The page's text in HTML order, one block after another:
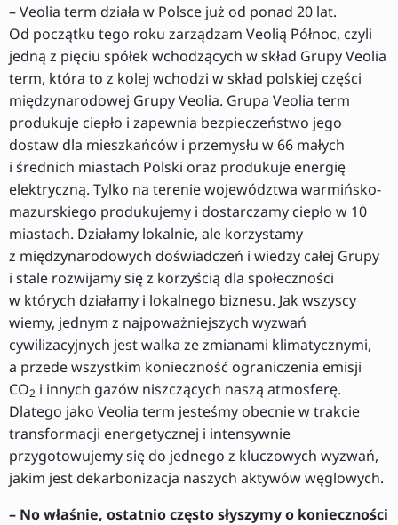
– Veolia term działa w Polsce już od ponad 20 lat.
Od początku tego roku zarządzam Veolią Północ, czyli
jedną z pięciu spółek wchodzących w skład Grupy Veolia
term, która to z kolej wchodzi w skład polskiej części
międzynarodowej Grupy Veolia. Grupa Veolia term
produkuje ciepło i zapewnia bezpieczeństwo jego
dostaw dla mieszkańców i przemysłu w 66 małych
i średnich miastach Polski oraz produkuje energię
elektryczną. Tylko na terenie województwa warmińsko-
mazurskiego produkujemy i dostarczamy ciepło w 10
miastach. Działamy lokalnie, ale korzystamy
z międzynarodowych doświadczeń i wiedzy całej Grupy
i stale rozwijamy się z korzyścią dla społeczności
w których działamy i lokalnego biznesu. Jak wszyscy
wiemy, jednym z najpoważniejszych wyzwań
cywilizacyjnych jest walka ze zmianami klimatycznymi,
a przede wszystkim konieczność ograniczenia emisji
CO2 i innych gazów niszczących naszą atmosferę.
Dlatego jako Veolia term jesteśmy obecnie w trakcie
transformacji energetycznej i intensywnie
przygotowujemy się do jednego z kluczowych wyzwań,
jakim jest dekarbonizacja naszych aktywów węglowych.
– No właśnie, ostatnio często słyszymy o konieczności